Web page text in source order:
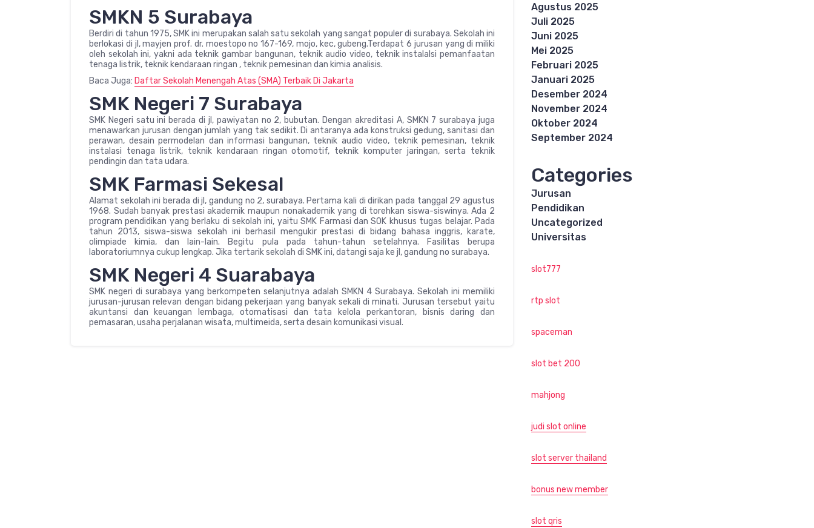
SMKN 5 Surabaya
Berdiri di tahun 1975, SMK ini merupakan salah satu sekolah yang sangat populer di surabaya. Sekolah ini
berlokasi di jl, mayjen prof. dr. moestopo no 167-169, mojo, kec, gubeng.Terdapat 6 jurusan yang di miliki
oleh sekolah ini, yakni ada teknik gambar bangunan, teknik audio video, teknik instalalsi pemanfaatan
tenaga listrik, teknik kendaraan ringan , teknik pemesinan dan kimia analisis.
Baca Juga: Daftar Sekolah Menengah Atas (SMA) Terbaik Di Jakarta
SMK Negeri 7 Surabaya
SMK Negeri satu ini berada di jl, pawiyatan no 2, bubutan. Dengan akreditasi A, SMKN 7 surabaya juga
menawarkan jurusan dengan jumlah yang tak sedikit. Di antaranya ada konstruksi gedung, sanitasi dan
perawan, desain permodelan dan informasi bangunan, teknik audio video, teknik pemesinan, teknik
instalasi tenaga listrik, teknik kendaraan ringan otomotif, teknik komputer jaringan, serta teknik
pendingin dan tata udara.
SMK Farmasi Sekesal
Alamat sekolah ini berada di jl, gandung no 2, surabaya. Pertama kali di dirikan pada tanggal 29 agustus
1968. Sudah banyak prestasi akademik maupun nonakademik yang di torehkan siswa-siswinya. Ada 2
program pendidikan yang berlaku di sekolah ini, yaitu SMK Farmasi dan SOK khusus tugas belajar. Pada
tahun 2013, siswa-siswa sekolah ini berhasil mengukir prestasi di bidang bahasa inggris, karate,
olimpiade kimia, dan lain-lain. Begitu pula pada tahun-tahun setelahnya. Fasilitas berupa
laboratoriumnya cukup lengkap. Jika tertarik sekolah di SMK ini, datangi saja ke jl, gandung no surabaya.
SMK Negeri 4 Suarabaya
SMK negeri di surabaya yang berkompeten selanjutnya adalah SMKN 4 Surabaya. Sekolah ini memiliki
jurusan-jurusan relevan dengan bidang pekerjaan yang banyak sekali di minati. Jurusan tersebut yaitu
akuntansi dan keuangan lembaga, otomatisasi dan tata kelola perkantoran, bisnis daring dan
pemasaran, usaha perjalanan wisata, multimeida, serta desain komunikasi visual.
Agustus 2025
Juli 2025
Juni 2025
Mei 2025
Februari 2025
Januari 2025
Desember 2024
November 2024
Oktober 2024
September 2024
Categories
Jurusan
Pendidikan
Uncategorized
Universitas
slot777
rtp slot
spaceman
slot bet 200
mahjong
judi slot online
slot server thailand
bonus new member
slot qris